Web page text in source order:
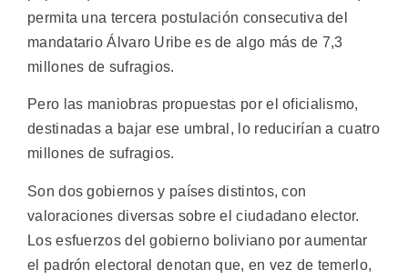
permita una tercera postulación consecutiva del
mandatario Álvaro Uribe es de algo más de 7,3
millones de sufragios.
Pero las maniobras propuestas por el oficialismo,
destinadas a bajar ese umbral, lo reducirían a cuatro
millones de sufragios.
Son dos gobiernos y países distintos, con
valoraciones diversas sobre el ciudadano elector.
Los esfuerzos del gobierno boliviano por aumentar
el padrón electoral denotan que, en vez de temerlo,